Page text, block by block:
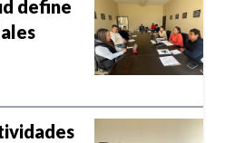
define